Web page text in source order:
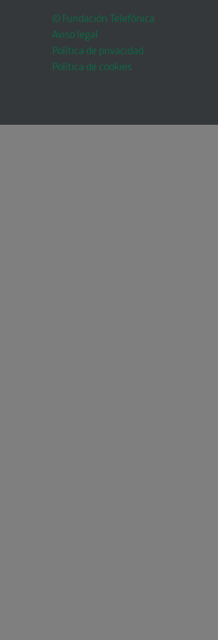
© Fundación Telefónica
Aviso legal
Política de privacidad
Política de cookies